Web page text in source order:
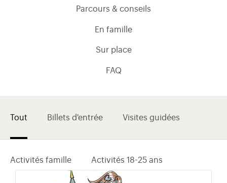
Parcours & conseils
En famille
Sur place
FAQ
Tout Billets d'entrée Visites guidées
Activités famille Activités 18-25 ans